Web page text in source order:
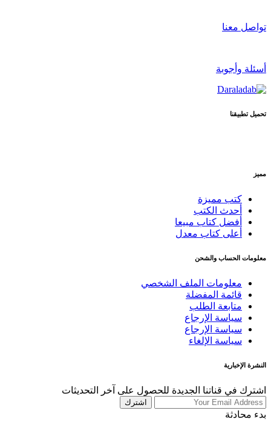
تواصل معنا
أسئلة وأجوبة
تحميل تطبيقنا
مميز
كتب مميزة
أحدث الكتب
أفضل كتاب مبيعا
أعلى كتاب معدل
معلومات الحساب والشحن
معلومات الملف الشخصي
قائمة المفضلة
متابعة الطلب
سياسة الإرجاع
سياسة الإرجاع
سياسة الإلغاء
النشرة الإخبارية
اشترك في قناتنا الجديدة للحصول على آخر التحديثات
اشترك
بدء محادثة